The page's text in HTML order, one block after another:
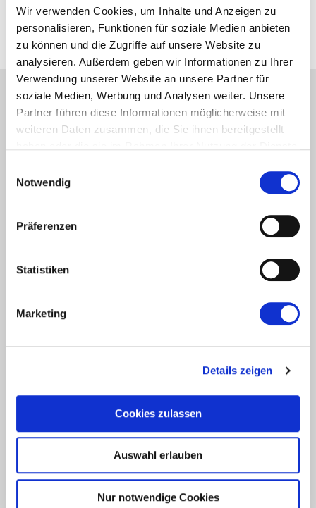
Wir verwenden Cookies, um Inhalte und Anzeigen zu
personalisieren, Funktionen für soziale Medien anbieten
zu können und die Zugriffe auf unsere Website zu
analysieren. Außerdem geben wir Informationen zu Ihrer
Verwendung unserer Website an unsere Partner für
soziale Medien, Werbung und Analysen weiter. Unsere
Partner führen diese Informationen möglicherweise mit
weiteren Daten zusammen, die Sie ihnen bereitgestellt
Notwendig
Präferenzen
Statistiken
Marketing
Details zeigen
Cookies zulassen
Auswahl erlauben
Nur notwendige Cookies
Next image
Kontakt
Stefans Nachhilfewelt
57076
www.stefans-nachhilfewelt.de
News